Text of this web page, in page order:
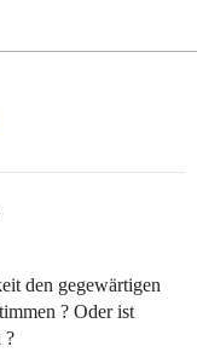
den gegewärtigen
? Oder ist
?